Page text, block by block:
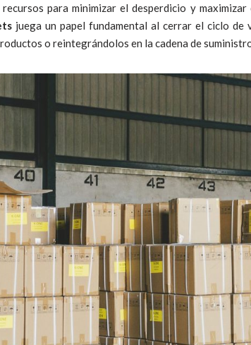
para minimizar el desperdicio y
juega un papel fundamental al cerrar el ciclo de
o reintegrándolos en la cadena de